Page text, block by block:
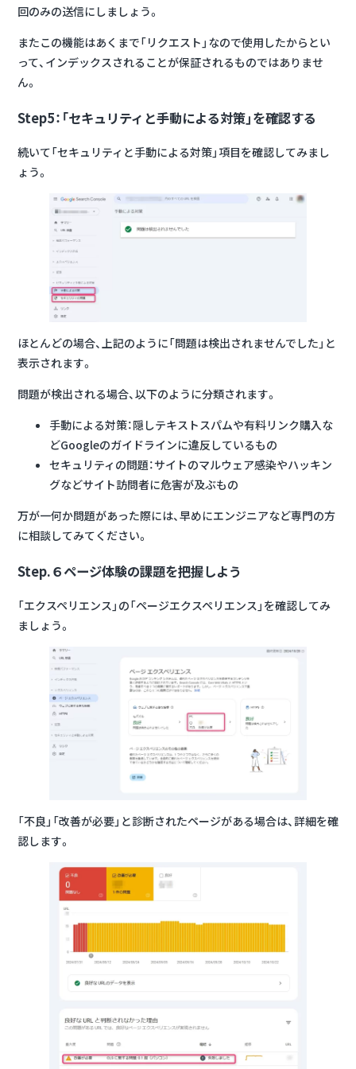
回のみの送信にしましょう。
またこの機能はあくまで「リクエスト」なので使用したからとい
って、インデックスされることが保証されるものではありませ
ん。
Step5：「セキュリティと手動による対策」を確認する
続いて「セキュリティと手動による対策」項目を確認してみまし
ょう。
ほとんどの場合、上記のように「問題は検出されませんでした」と
表示されます。
問題が検出される場合、以下のように分類されます。
手動による対策：隠しテキストスパムや有料リンク購入な
どGoogleのガイドラインに違反しているもの
セキュリティの問題：サイトのマルウェア感染やハッキン
グなどサイト訪問者に危害が及ぶもの
万が一何か問題があった際には、早めにエンジニアなど専門の方
に相談してみてください。
Step.６ページ体験の課題を把握しよう
「エクスペリエンス」の「ページエクスペリエンス」を確認してみ
ましょう。
「不良」「改善が必要」と診断されたページがある場合は、詳細を確
認します。